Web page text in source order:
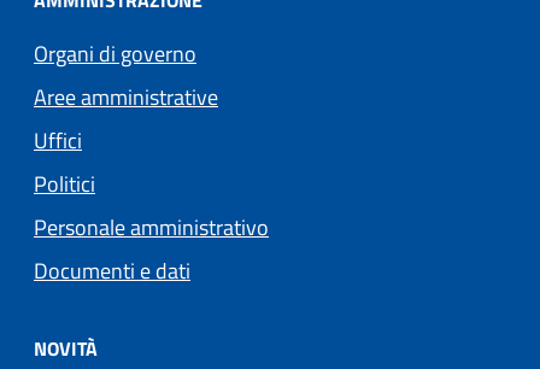
Organi di governo
Aree amministrative
Uffici
Politici
Personale amministrativo
Documenti e dati
NOVITÀ